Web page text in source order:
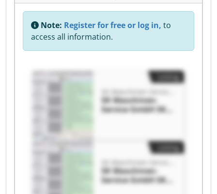
Note: Register for free or log in, to
access all information.
SK Maschinen-
Service GmbH SK
SK Maschinen-
Service GmbH SK